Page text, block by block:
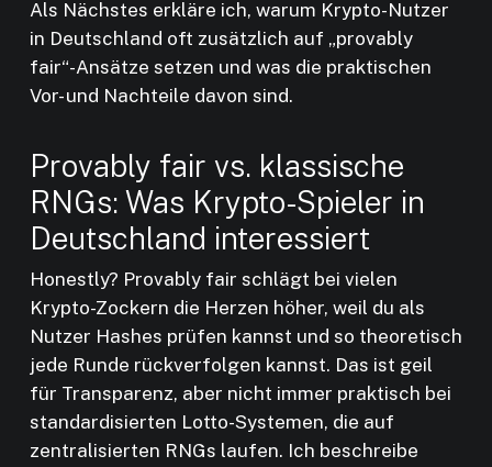
Als Nächstes erkläre ich, warum Krypto-Nutzer
in Deutschland oft zusätzlich auf „provably
fair“-Ansätze setzen und was die praktischen
Vor- und Nachteile davon sind.
Provably fair vs. klassische
RNGs: Was Krypto-Spieler in
Deutschland interessiert
Honestly? Provably fair schlägt bei vielen
Krypto-Zockern die Herzen höher, weil du als
Nutzer Hashes prüfen kannst und so theoretisch
jede Runde rückverfolgen kannst. Das ist geil
für Transparenz, aber nicht immer praktisch bei
standardisierten Lotto-Systemen, die auf
zentralisierten RNGs laufen. Ich beschreibe